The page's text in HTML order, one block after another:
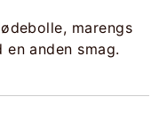
marengs
anden smag.